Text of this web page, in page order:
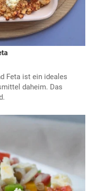
Feta ist ein ideales
daheim. Das